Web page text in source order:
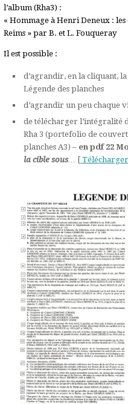
l’album (Rha3) :
« Hommage à Henri Deneux :
Reims » par B. et L. Fouqueray
Il est possible :
d’agrandir, en la cliquant,
Légende des planches
d’agrandir un peu chaque
de télécharger l’intégralité
Rha 3 (portefolio de
planches A3) – en pdf 22
la cible sous… [